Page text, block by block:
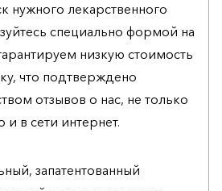
нужного лекарственного
специально формой на
низкую стоимость
что подтверждено
отзывов о нас, не только
и в сети интернет.
запатентованный